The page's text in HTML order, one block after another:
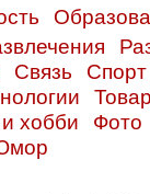
Связь
хобби
Фото